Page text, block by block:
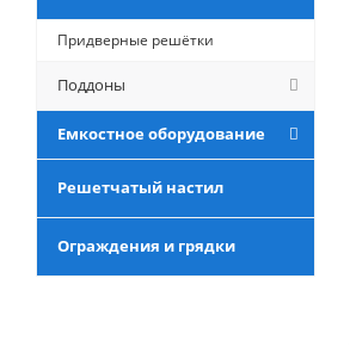
Придверные решётки
Поддоны
Емкостное оборудование
Решетчатый настил
Ограждения и грядки